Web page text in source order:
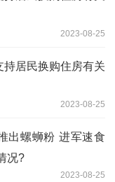
2023-08-25
持居民换购住房有关
2023-08-25
出螺蛳粉 进军速食
况?
2023-08-25